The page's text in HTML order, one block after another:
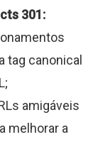
301:
tag canonical
amigáveis
melhorar a